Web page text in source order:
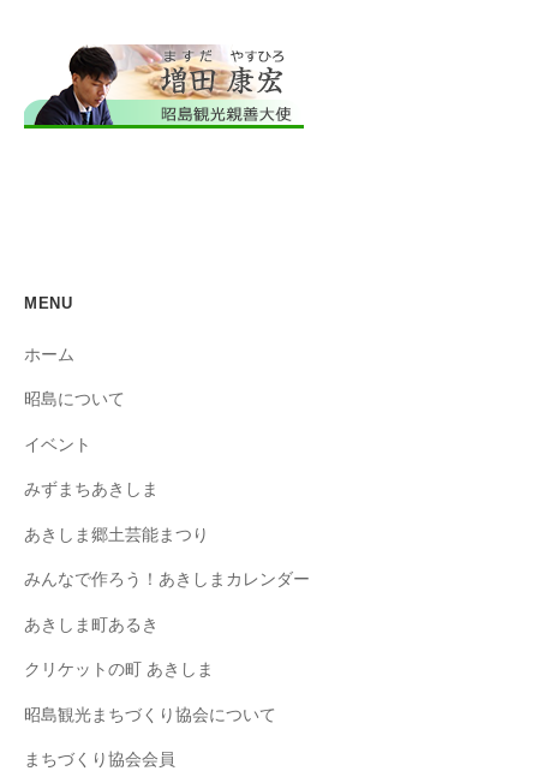
MENU
ホーム
昭島について
イベント
みずまちあきしま
あきしま郷土芸能まつり
みんなで作ろう！あきしまカレンダー
あきしま町あるき
クリケットの町 あきしま
昭島観光まちづくり協会について
まちづくり協会会員